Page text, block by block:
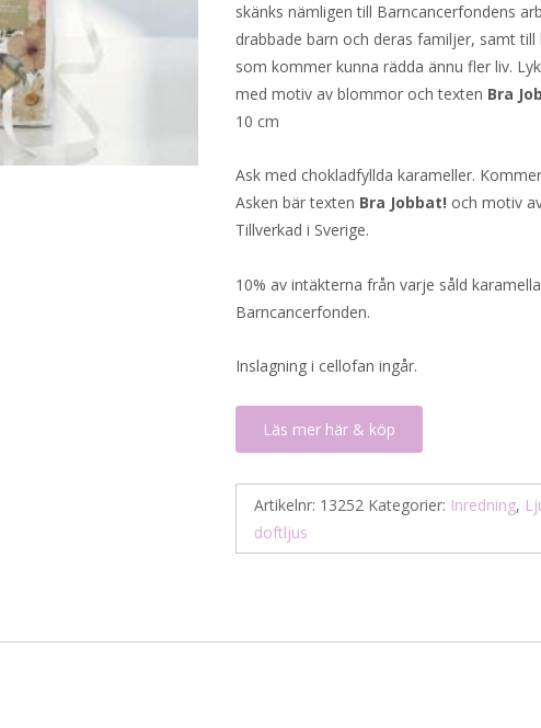
skänks nämligen till Barncancerfondens
drabbade barn och deras familjer, samt
som kommer kunna rädda ännu fler liv.
med motiv av blommor och texten Bra
10 cm
Ask med chokladfyllda karameller.
Asken bär texten Bra Jobbat! och motiv
Tillverkad i Sverige.
10% av intäkterna från varje såld
Barncancerfonden.
Inslagning i cellofan ingår.
Läs mer här & köp
Artikelnr: 13252 Kategorier: Inredning,
doftljus